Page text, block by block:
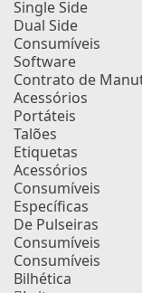
Single Side
Dual Side
Consumíveis
Software
Contrato de
Acessórios
Portáteis
Talões
Etiquetas
Acessórios
Consumíveis
Específicas
De Pulseiras
Consumíveis
Consumíveis
Bilhética